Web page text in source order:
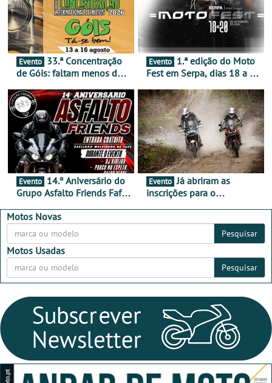
Evento
de Góis: faltam menos de
16 de agosto
Evento
Fest em Serpa, dias 18 a 20
duas rodas invade o Baixo
Alentejo
Evento
Grupo Asfalto Friends Fafe,
2026
Evento Já abriram as
inscrições para o
Motos Novas
Pesquisar
Motos Usadas
Pesquisar